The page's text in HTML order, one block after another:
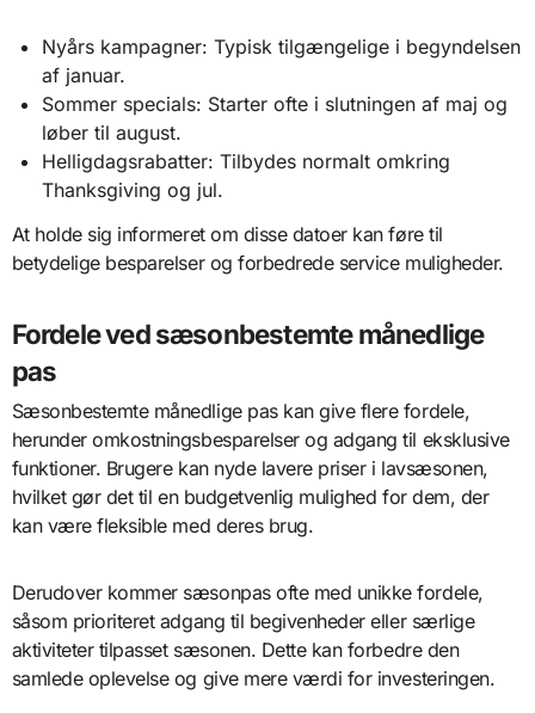
Nyårs kampagner: Typisk tilgængelige i begyndelsen
af januar.
Sommer specials: Starter ofte i slutningen af maj og
løber til august.
Helligdagsrabatter: Tilbydes normalt omkring
Thanksgiving og jul.
At holde sig informeret om disse datoer kan føre til
betydelige besparelser og forbedrede service muligheder.
Fordele ved sæsonbestemte månedlige
pas
Sæsonbestemte månedlige pas kan give flere fordele,
herunder omkostningsbesparelser og adgang til eksklusive
funktioner. Brugere kan nyde lavere priser i lavsæsonen,
hvilket gør det til en budgetvenlig mulighed for dem, der
kan være fleksible med deres brug.
Derudover kommer sæsonpas ofte med unikke fordele,
såsom prioriteret adgang til begivenheder eller særlige
aktiviteter tilpasset sæsonen. Dette kan forbedre den
samlede oplevelse og give mere værdi for investeringen.